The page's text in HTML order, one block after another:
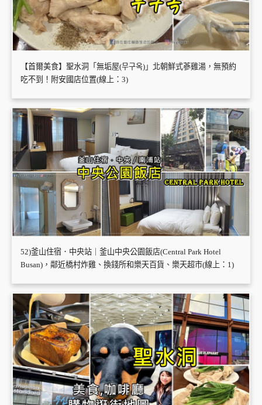
【首爾美食】聖水洞「無垢屋(무구옥)」北朝鮮式蔘雞湯，無預約
吃不到！附安國店位置(線上：3)
52)釜山住宿．中央站｜釜山中央公園飯店(Central Park Hotel
Busan)，鄰近橋村炸雞、換錢所和樂天百貨、樂天超市(線上：1)